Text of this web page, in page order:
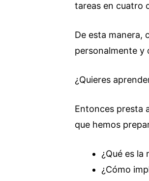
tareas en cuatro
De esta manera,
personalmente y
¿Quieres
Entonces presta
que hemos
¿Qué es la
¿Cómo